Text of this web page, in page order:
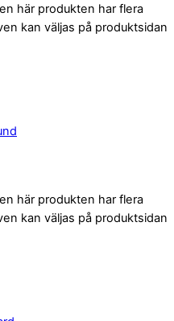
här produkten har flera
kan väljas på produktsidan
här produkten har flera
kan väljas på produktsidan